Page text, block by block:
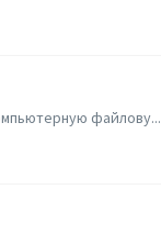
файлову...